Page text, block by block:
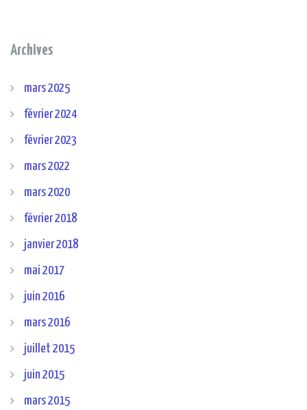
Archives
mars 2025
février 2024
février 2023
mars 2022
mars 2020
février 2018
janvier 2018
mai 2017
juin 2016
mars 2016
juillet 2015
juin 2015
mars 2015